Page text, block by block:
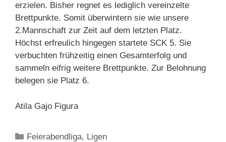
erzielen. Bisher regnet es lediglich vereinzelte
Brettpunkte. Somit überwintern sie wie unsere
2.Mannschaft zur Zeit auf dem letzten Platz.
Höchst erfreulich hingegen startete SCK 5. Sie
verbuchten frühzeitig einen Gesamterfolg und
sammeln eifrig weitere Brettpunkte. Zur Belohnung
belegen sie Platz 6.
Atila Gajo Figura
Kategorien
Feierabendliga, Ligen